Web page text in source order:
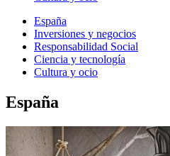
España
Inversiones y negocios
Responsabilidad Social
Ciencia y tecnología
Cultura y ocio
España